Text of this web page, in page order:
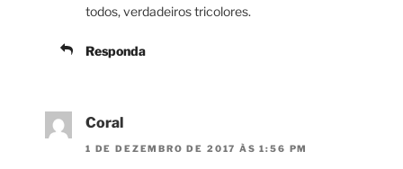
todos, verdadeiros tricolores.
Responda
Coral
1 DE DEZEMBRO DE 2017 ÀS 1:56 PM